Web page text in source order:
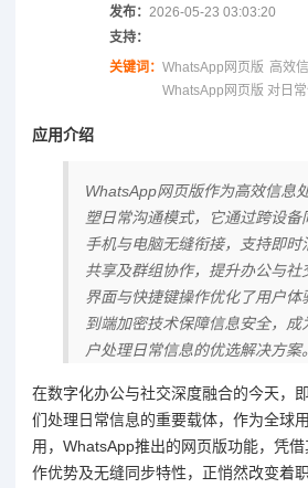
发布： 2026-05-23 03:03:20
支持：
关键词： WhatsApp网页版 高效
WhatsApp网页版 对日
应用介绍
WhatsApp网页版作为高效信息
塑日常沟通模式，它通过跨设备
手机与电脑无缝衔接，支持即时
共享及群组协作，提升办公与社
界面与快捷键操作优化了用户体
到端加密技术保障信息安全，成
户处理日常信息的优选解决方案。
在数字化办公与社交深度融合的今天，
们处理日常信息的重要载体，作为全球
用，WhatsApp推出的网页版功能，凭
作优势及无缝同步特性，正悄然改变着